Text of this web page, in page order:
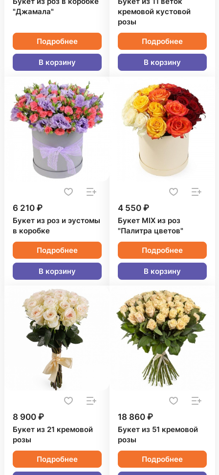
"Джамала"
Подробнее
В корзину
кремовой кустовой
розы
Подробнее
В корзину
6 210 ₽
Букет из роз и эустомы
в коробке
Подробнее
В корзину
4 550 ₽
Букет MIX из роз
"Палитра цветов"
Подробнее
В корзину
8 900 ₽
Букет из 21 кремовой
розы
Подробнее
18 860 ₽
Букет из 51 кремовой
розы
Подробнее